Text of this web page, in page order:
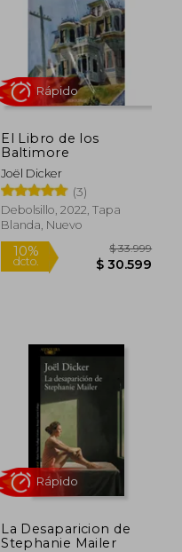
El Libro de los
Baltimore
Joël Dicker
(3)
Debolsillo, 2022, Tapa
Blanda, Nuevo
dcto.
La Desaparicion de
Stephanie Mailer